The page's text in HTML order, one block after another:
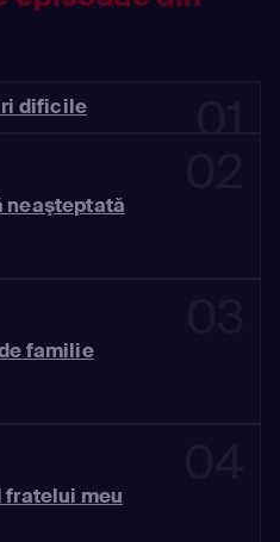
dificile
neaşteptată
familie
fratelui meu